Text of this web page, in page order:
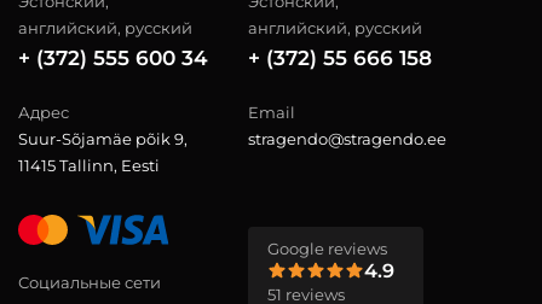
английский, русский
+ (372) 555 600 34
английский, русский
+ (372) 55 666 158
Адрес
Suur-Sõjamäe põik 9,
11415 Tallinn, Eesti
Email
stragendo@stragendo.ee
Социальные сети
Google reviews
4.9
51 reviews